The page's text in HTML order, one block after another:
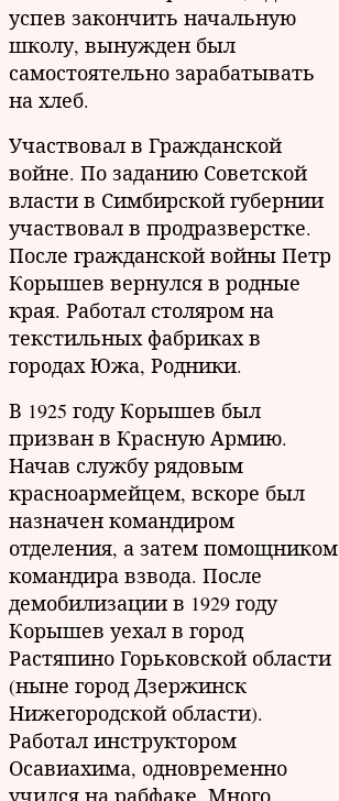
успев закончить начальную
школу, вынужден был
самостоятельно зарабатывать
на хлеб.
Участвовал в Гражданской
войне. По заданию Советской
власти в Симбирской губернии
участвовал в продразверстке.
После гражданской войны Петр
Корышев вернулся в родные
края. Работал столяром на
текстильных фабриках в
городах Южа, Родники.
В 1925 году Корышев был
призван в Красную Армию.
Начав службу рядовым
красноармейцем, вскоре был
назначен командиром
отделения, а затем помощником
командира взвода. После
демобилизации в 1929 году
Корышев уехал в город
Растяпино Горьковской области
(ныне город Дзержинск
Нижегородской области).
Работал инструктором
Осавиахима, одновременно
учился на рабфаке. Много